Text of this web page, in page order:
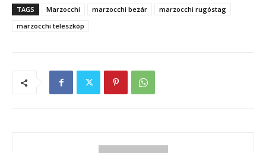
TAGS Marzocchi marzocchi bezár
marzocchi rugóstag
marzocchi teleszkóp